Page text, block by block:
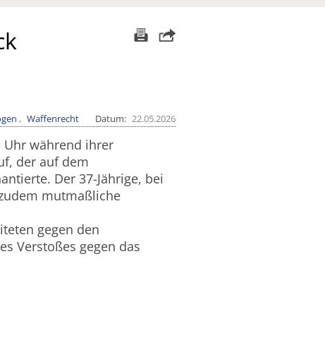
Waffenrecht Datum 22.05.2026
Uhr während ihrer
der auf dem
Der 37-Jährige, bei
mutmaßliche
gegen den
Verstoßes gegen das